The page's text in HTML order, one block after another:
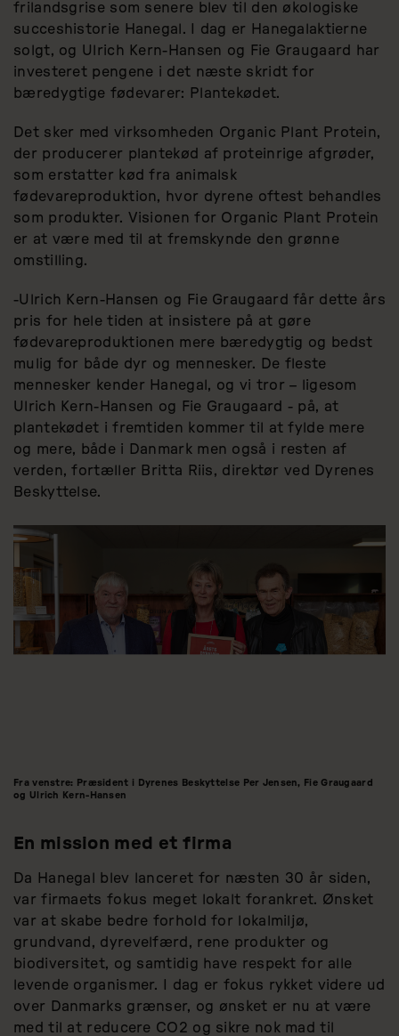
frilandsgrise som senere blev til den økologiske
succeshistorie Hanegal. I dag er Hanegalaktierne
solgt, og Ulrich Kern-Hansen og Fie Graugaard har
investeret pengene i det næste skridt for
bæredygtige fødevarer: Plantekødet.
Det sker med virksomheden Organic Plant Protein,
der producerer plantekød af proteinrige afgrøder,
som erstatter kød fra animalsk
fødevareproduktion, hvor dyrene oftest behandles
som produkter. Visionen for Organic Plant Protein
er at være med til at fremskynde den grønne
omstilling.
-Ulrich Kern-Hansen og Fie Graugaard får dette års
pris for hele tiden at insistere på at gøre
fødevareproduktionen mere bæredygtig og bedst
mulig for både dyr og mennesker. De fleste
mennesker kender Hanegal, og vi tror – ligesom
Ulrich Kern-Hansen og Fie Graugaard - på, at
plantekødet i fremtiden kommer til at fylde mere
og mere, både i Danmark men også i resten af
verden, fortæller Britta Riis, direktør ved Dyrenes
Beskyttelse.
Fra venstre: Præsident i Dyrenes Beskyttelse Per Jensen, Fie Graugaard
og Ulrich Kern-Hansen
En mission med et firma
Da Hanegal blev lanceret for næsten 30 år siden,
var firmaets fokus meget lokalt forankret. Ønsket
var at skabe bedre forhold for lokalmiljø,
grundvand, dyrevelfærd, rene produkter og
biodiversitet, og samtidig have respekt for alle
levende organismer. I dag er fokus rykket videre ud
over Danmarks grænser, og ønsket er nu at være
med til at reducere CO2 og sikre nok mad til